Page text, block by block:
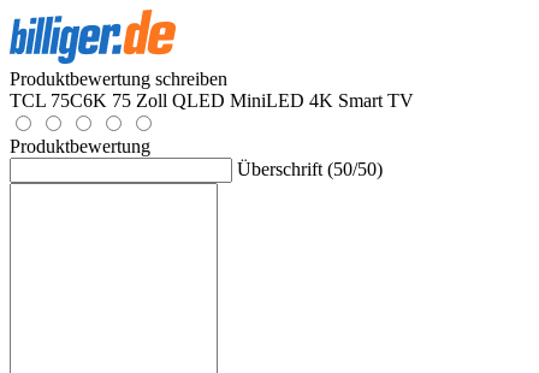
Produktbewertung schreiben
TCL 75C6K 75 Zoll QLED MiniLED 4K Smart TV
Produktbewertung
Überschrift (50/50)